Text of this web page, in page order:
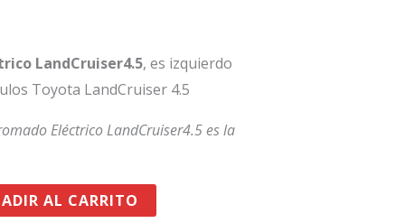
LandCruiser4.5, es izquierdo
Toyota LandCruiser 4.5
Eléctrico LandCruiser4.5 es la
AL CARRITO